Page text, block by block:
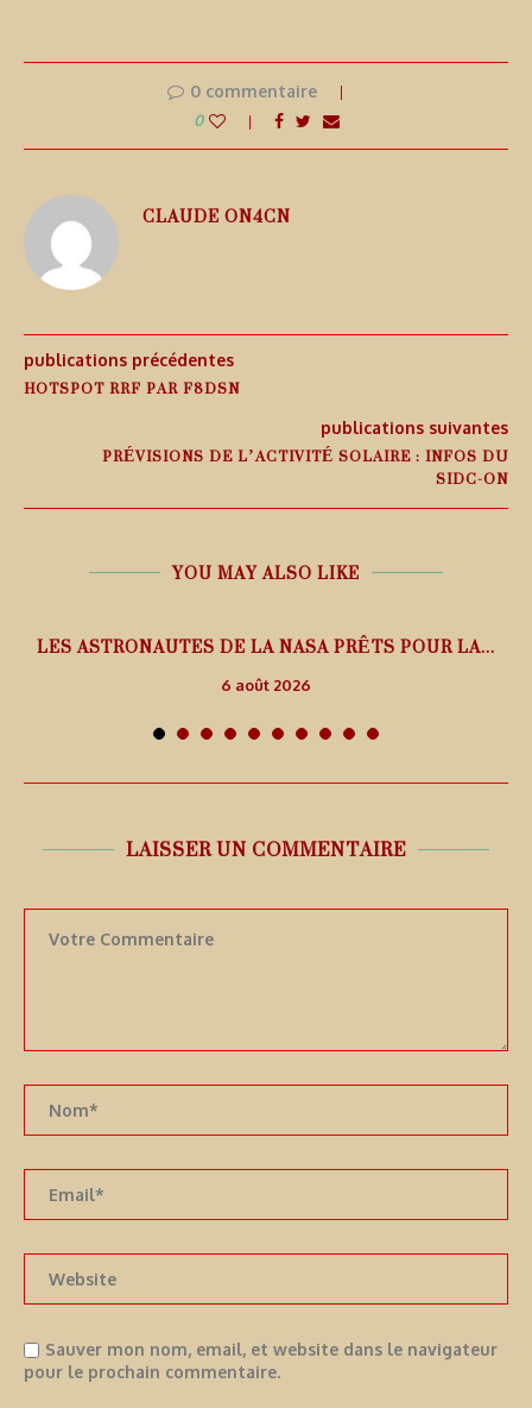
0 commentaire
0
CLAUDE ON4CN
publications précédentes
HOTSPOT RRF PAR F8DSN
publications suivantes
PRÉVISIONS DE L’ACTIVITÉ SOLAIRE : INFOS DU
SIDC-ON
YOU MAY ALSO LIKE
LES ASTRONAUTES DE LA NASA PRÊTS POUR LA...
6 août 2026
LAISSER UN COMMENTAIRE
Sauver mon nom, email, et website dans le navigateur
pour le prochain commentaire.